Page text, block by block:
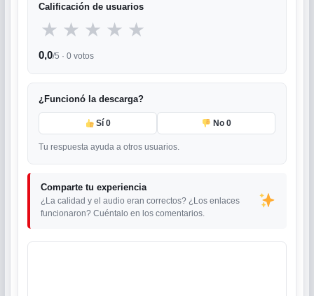
Calificación de usuarios
★ ★ ★ ★ ★
0,0/5 · 0 votos
¿Funcionó la descarga?
Sí0 No 0
Tu respuesta ayuda a otros usuarios.
Comparte tu experiencia
¿La calidad y el audio eran correctos? ¿Los enlaces
funcionaron? Cuéntalo en los comentarios.